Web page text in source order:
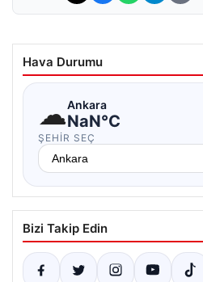
Hava Durumu
☁Ankara
NaN°C
ŞEHIR SEÇ
Bizi Takip Edin